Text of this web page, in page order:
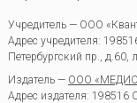
Учредитель — ООО
Адрес учредителя:
Петербургский пр.,
Издатель — ООО
Адрес издателя: 198516